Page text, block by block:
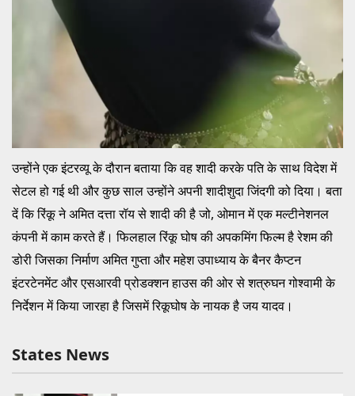
उन्होंने एक इंटरव्यू के दौरान बताया कि वह शादी करके पति के साथ विदेश में
सेटल हो गई थी और कुछ साल उन्होंने अपनी शादीशुदा जिंदगी को दिया। बता
दें कि रिंकू ने अमित दत्ता रॉय से शादी की है जो, ओमान में एक मल्टीनेशनल
कंपनी में काम करते हैं। फिलहाल रिंकू घोष की अपकमिंग फिल्म है रेशम की
डोरी जिसका निर्माण अमित गुप्ता और महेश उपाध्याय के बैनर कैप्टन
इंटरटेनमेंट और एसआरवी प्रोडक्शन हाउस की ओर से शत्रुघन गोश्वामी के
निर्देशन में किया जारहा है जिसमें रिकूघोष के नायक है जय यादव।
States News